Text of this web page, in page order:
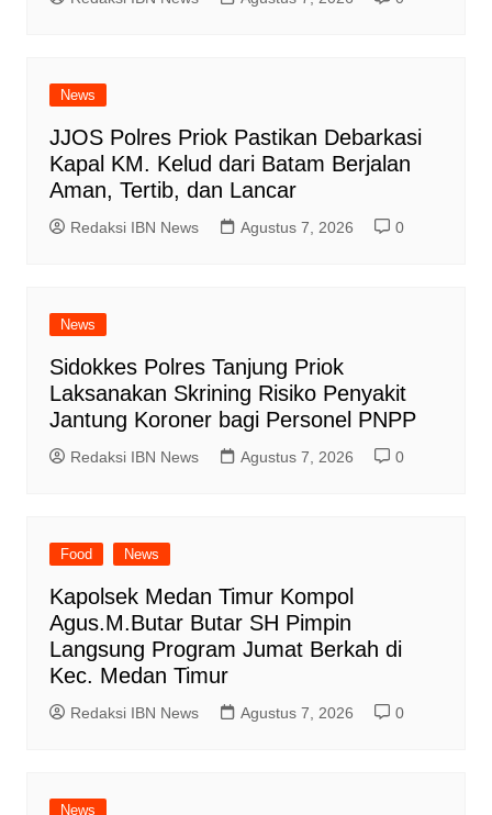
News
JJOS Polres Priok Pastikan Debarkasi
Kapal KM. Kelud dari Batam Berjalan
Aman, Tertib, dan Lancar
Redaksi IBN News Agustus 7, 2026 0
News
Sidokkes Polres Tanjung Priok
Laksanakan Skrining Risiko Penyakit
Jantung Koroner bagi Personel PNPP
Redaksi IBN News Agustus 7, 2026 0
Food News
Kapolsek Medan Timur Kompol
Agus.M.Butar Butar SH Pimpin
Langsung Program Jumat Berkah di
Kec. Medan Timur
Redaksi IBN News Agustus 7, 2026 0
News